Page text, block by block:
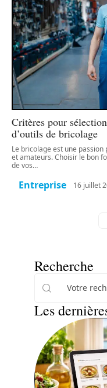
Critères pour
d’outils de bricolage
Le bricolage est une
et amateurs. Choisir le bon
de vos…
Entreprise 16 juillet
Recherche
Les